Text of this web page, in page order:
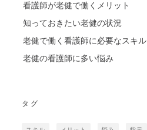
看護師が老健で働くメリット
知っておきたい老健の状況
老健で働く看護師に必要なスキル
老健の看護師に多い悩み
タグ